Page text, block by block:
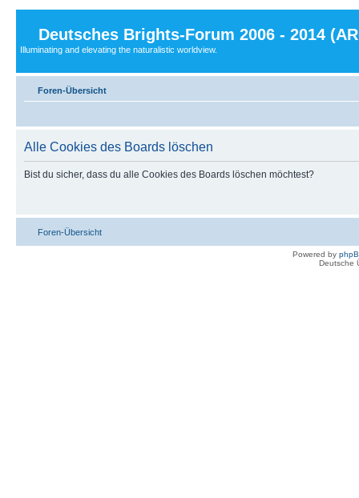
Deutsches Brights-Forum 2006 - 2014
Illuminating and elevating the naturalistic worldview.
Foren-Übersicht
Alle Cookies des Boards löschen
Bist du sicher, dass du alle Cookies des Boards löschen möchtest?
Foren-Übersicht
Powered by
Deutsche